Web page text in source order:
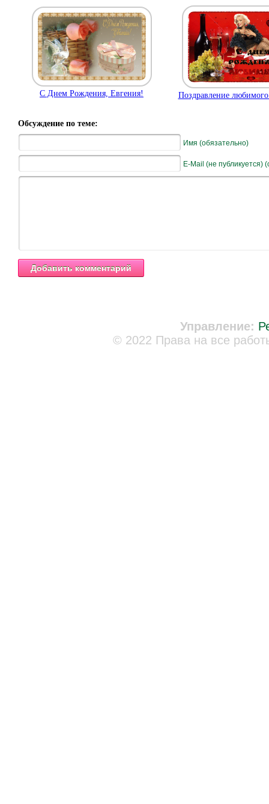
С Днем Рождения, Евгения! Поздравление
Обсуждение по теме:
Имя (обязательно)
E-Mail (не публикуется)
Управление:
© 2022 Права на все